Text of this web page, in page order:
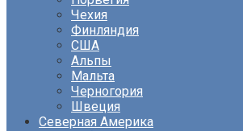
Чехия
Финляндия
США
Альпы
Мальта
Черногория
Швеция
Северная Америка